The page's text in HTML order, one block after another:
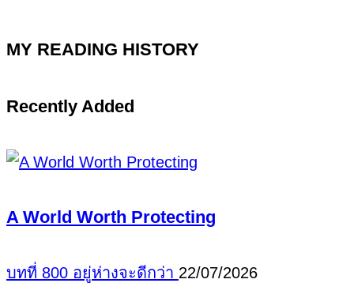
MY READING HISTORY
Recently Added
A World Worth Protecting
บทที่ 800 อยู่ห่างจะดีกว่า 22/07/2026